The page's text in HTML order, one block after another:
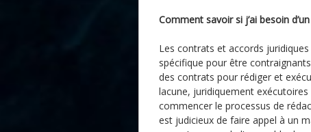
Comment savoir si j’ai besoin
Les contrats et accords
spécifique pour être
des contrats pour rédiger et
lacune, juridiquement
commencer le processus de
est judicieux de faire appel à un